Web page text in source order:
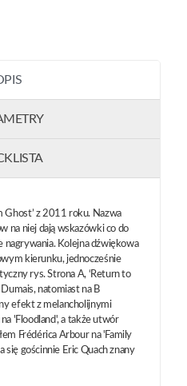
Ghost’ z 2011 roku. Nazwa
na niej dają wskazówki co do
Kolejna dźwiękowa
kierunku, jednocześnie
rys. Strona A, ‘Return to
natomiast na B
efekt z melancholijnymi
'Floodland', a także utwór
Frédérica Arbour na 'Family
gościnnie Eric Quach znany